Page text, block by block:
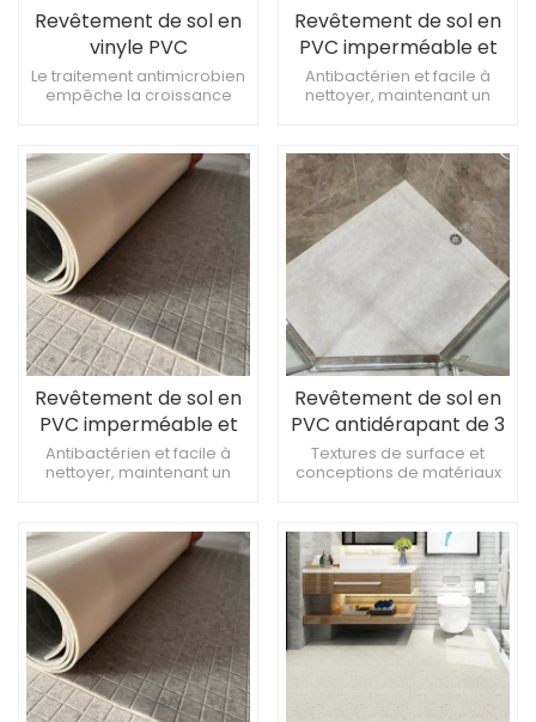
Revêtement de sol en
vinyle PVC
antidérapant de haute
qualité, facile à
Le traitement antimicrobien
empêche la croissance
Revêtement de sol en
PVC imperméable et
antidérapant – Rouleau
de vinyle antidérapant
Antibactérien et facile à
nettoyer, maintenant un
sécurité et le confort
Convient aux cuisines,
couloirs et autres zones de
la maison qui nécessitent
une finition antidérapante
Revêtement de sol en
PVC imperméable et
antidérapant – Sûr et
facile à nettoyer
Antibactérien et facile à
nettoyer, maintenant un
sécurité et le confort
Convient aux cuisines,
couloirs et autres zones de
la maison qui nécessitent
une finition antidérapante
Revêtement de sol en
PVC antidérapant de 3
mm – Imperméable et
résistant à l'usure
Textures de surface et
conceptions de matériaux
des moisissures